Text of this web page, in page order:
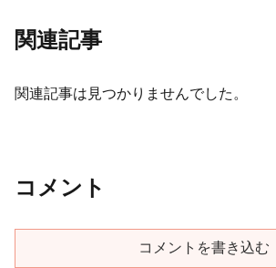
関連記事
関連記事は見つかりませんでした。
コメント
コメントを書き込む